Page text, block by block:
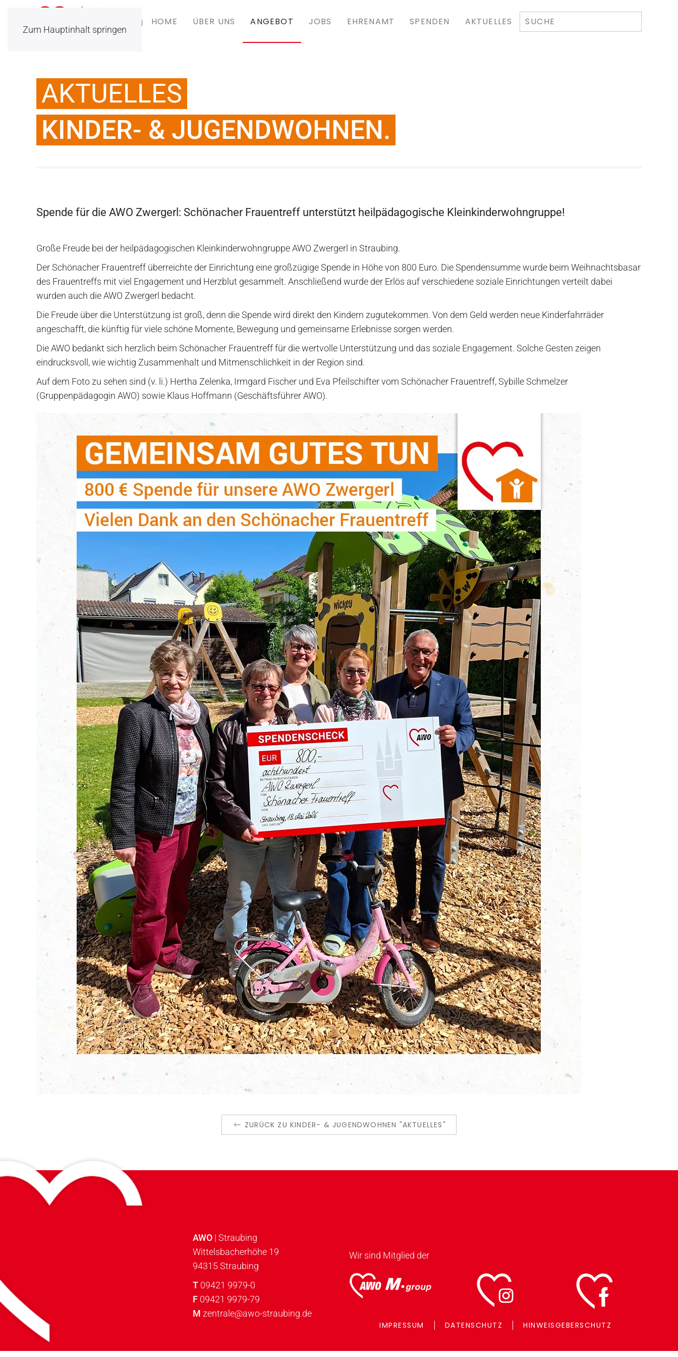
Zum Hauptinhalt springen
HOME ÜBER UNS ANGEBOT JOBS EHRENAMT SPENDEN AKTUELLES
AKTUELLES
KINDER- & JUGENDWOHNEN.
Spende für die AWO Zwergerl: Schönacher Frauentreff unterstützt heilpädagogische Kleinkinderwohngruppe!
Große Freude bei der heilpädagogischen Kleinkinderwohngruppe AWO Zwergerl in Straubing.
Der Schönacher Frauentreff überreichte der Einrichtung eine großzügige Spende in Höhe von 800 Euro. Die Spendensumme wurde beim Weihnachtsbasar
des Frauentreffs mit viel Engagement und Herzblut gesammelt. Anschließend wurde der Erlös auf verschiedene soziale Einrichtungen verteilt dabei
wurden auch die AWO Zwergerl bedacht.
Die Freude über die Unterstützung ist groß, denn die Spende wird direkt den Kindern zugutekommen. Von dem Geld werden neue Kinderfahrräder
angeschafft, die künftig für viele schöne Momente, Bewegung und gemeinsame Erlebnisse sorgen werden.
Die AWO bedankt sich herzlich beim Schönacher Frauentreff für die wertvolle Unterstützung und das soziale Engagement. Solche Gesten zeigen
eindrucksvoll, wie wichtig Zusammenhalt und Mitmenschlichkeit in der Region sind.
Auf dem Foto zu sehen sind (v. li.) Hertha Zelenka, Irmgard Fischer und Eva Pfeilschifter vom Schönacher Frauentreff, Sybille Schmelzer
(Gruppenpädagogin AWO) sowie Klaus Hoffmann (Geschäftsführer AWO).
ZURÜCK ZU KINDER- & JUGENDWOHNEN "AKTUELLES"
AWO | Straubing
Wittelsbacherhöhe 19
94315 Straubing
T 09421 9979-0
F 09421 9979-79
M zentrale@awo-straubing.de
Wir sind Mitglied der
IMPRESSUM DATENSCHUTZ HINWEISGEBERSCHUTZ